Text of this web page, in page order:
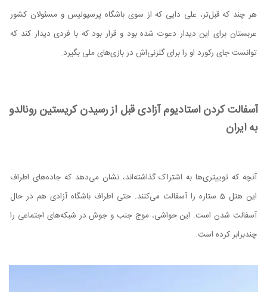
هر چند که قبل‌تر، علی دایی که از سوی باشگاه پرسپولیس و مسئولان کشور
عربستان برای این دیدار دعوت شده بود و قرار بود که با فردی دیدار کند که
توانست جای رکورد او را برای گلزنی‌اش در بازی‌های ملی بگیرد.
آسفالت کردن استادیوم آزادی قبل از رسیدن کریستین رونالدو
به ایران
آنچه که توییتری‌ها به اشتراک گذاشته‌اند، نشان می‌دهد که جاده‌های اطراف
این هتل 5 ستاره را آسفالت می‌کنند. حتی اطراف باشگاه آزادی هم در حال
آسفالت شدن است. این حواشی، موج جنب و جوش در شبکه‌های اجتماعی را
چندبرابر کرده است.